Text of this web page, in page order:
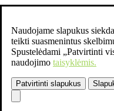
Naudojame slapukus
teikti suasmenintus
Spustelėdami „Patvirtinti
naudojimo taisyklėmis.
Patvirtinti slapukus
Susisiekite:
Skip to Content